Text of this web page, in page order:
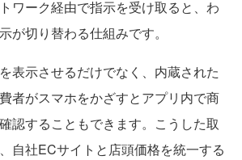
ワーク経由で指示を受け取ると、わ
が切り替わる仕組みです。
表示させるだけでなく、内蔵された
者がスマホをかざすとアプリ内で商
認することもできます。こうした取
自社ECサイトと店頭価格を統一する